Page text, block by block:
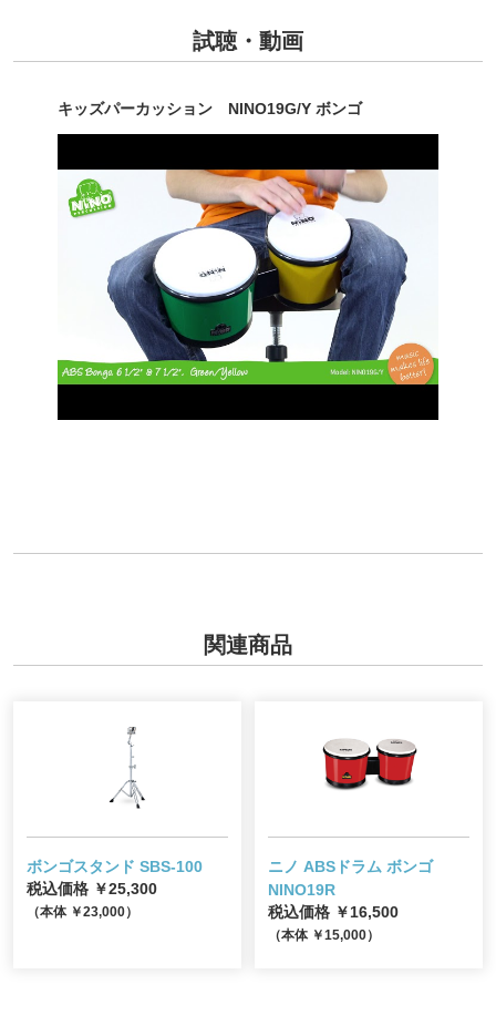
試聴・動画
キッズパーカッション NINO19G/Y ボンゴ
関連商品
ボンゴスタンド SBS-100
税込価格 ￥25,300
（本体 ￥23,000）
ニノ ABSドラム ボンゴ
NINO19R
税込価格 ￥16,500
（本体 ￥15,000）